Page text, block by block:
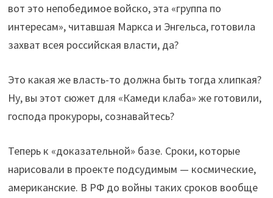
вот это непобедимое войско, эта «группа по
интересам», читавшая Маркса и Энгельса, готовила
захват всея российская власти, да?
Это какая же власть-то должна быть тогда хлипкая?
Ну, вы этот сюжет для «Камеди клаба» же готовили,
господа прокуроры, сознавайтесь?
Теперь к «доказательной» базе. Сроки, которые
нарисовали в проекте подсудимым — космические,
американские. В РФ до войны таких сроков вообще